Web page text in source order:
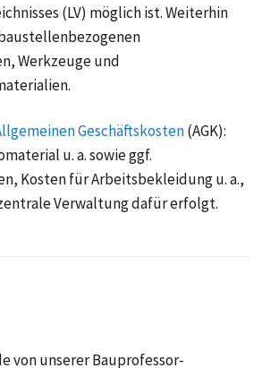
(LV) möglich ist. Weiterhin
Werkzeuge und
Geschäftskosten(AGK):
u. a. sowie ggf.
Kosten für Arbeitsbekleidung u. a.,
Verwaltung dafür erfolgt.
von unserer Bauprofessor-